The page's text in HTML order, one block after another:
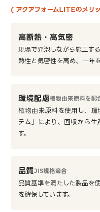
( アクアフォームLITEのメリ
高断熱・高気密
現場で発泡しながら施工す
熱性と気密性を高め、一年
環境配慮植物由来原料を配
植物由来原料を使用し、環
テム」により、回収から
す。
品質JIS規格適合
品質基準を満たした製品を
を確保しています。